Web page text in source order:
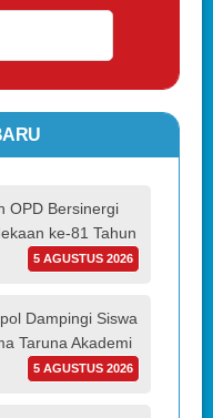
OPD Bersinergi
ke-81 Tahun
5 AGUSTUS 2026
Dampingi Siswa
Taruna Akademi
5 AGUSTUS 2026